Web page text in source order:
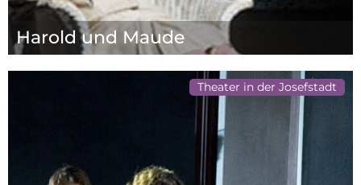
Harold und Maude
Theater in der Josefstadt